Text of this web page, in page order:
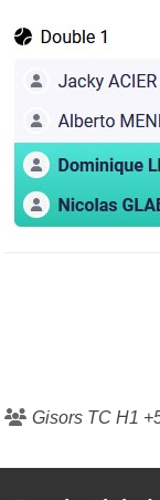
Gisors TC H1